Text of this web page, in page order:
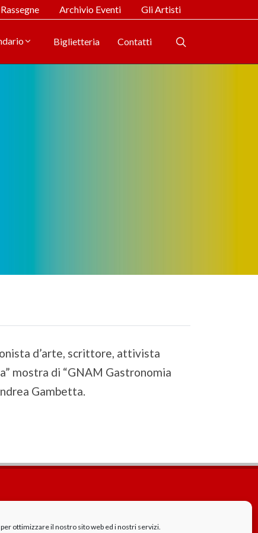
ottimizzare il nostro sito web ed i nostri servizi.
Archivio Eventi Gli Artisti
Biglietteria Contatti
d’arte, scrittore, attivista
mostra di “GNAM Gastronomia
Gambetta.